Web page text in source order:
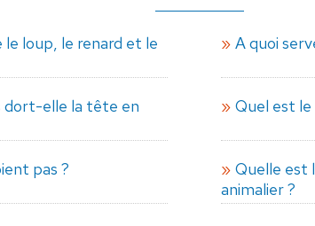
loup, le renard et le
A quoi
dort-elle la tête en
Quel est le
pas ?
Quelle est
animalier ?